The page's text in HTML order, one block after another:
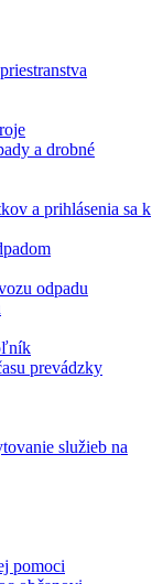
a drobné
a prihlásenia sa k
odpadu
prevádzky
služieb na
pomoci